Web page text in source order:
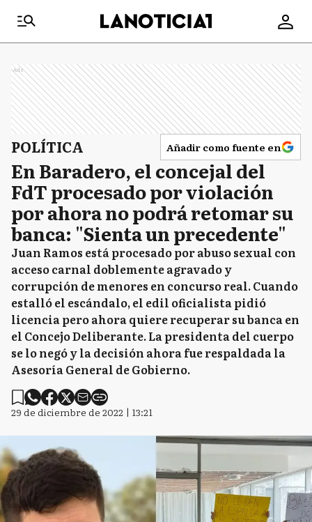
Ads
POLÍTICA Añadir como fuente en
En Baradero, el concejal del
FdT procesado por violación
por ahora no podrá retomar su
banca: "Sienta un precedente"
Juan Ramos está procesado por abuso sexual con
acceso carnal doblemente agravado y
corrupción de menores en concurso real. Cuando
estalló el escándalo, el edil oficialista pidió
licencia pero ahora quiere recuperar su banca en
el Concejo Deliberante. La presidenta del cuerpo
se lo negó y la decisión ahora fue respaldada la
Asesoría General de Gobierno.
29 de diciembre de 2022 | 13:21